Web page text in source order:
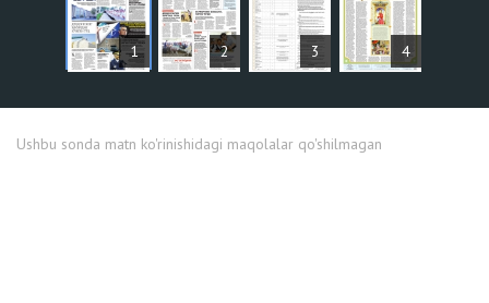
1 2 3 4
MAQOLALAR
Ushbu sonda matn ko'rinishidagi maqolalar qo'shilmagan